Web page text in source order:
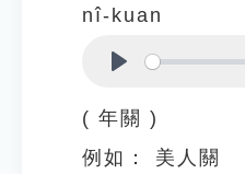
nî-kuan
( 年關 )
例如：
美人關